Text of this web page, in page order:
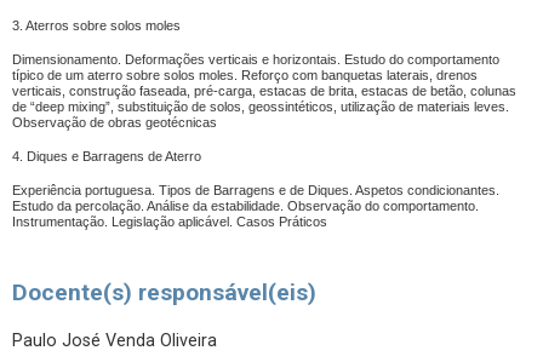
3. Aterros sobre solos moles
Dimensionamento. Deformações verticais e horizontais. Estudo do comportamento
típico de um aterro sobre solos moles. Reforço com banquetas laterais, drenos
verticais, construção faseada, pré-carga, estacas de brita, estacas de betão, colunas
de “deep mixing”, substituição de solos, geossintéticos, utilização de materiais leves.
Observação de obras geotécnicas
4. Diques e Barragens de Aterro
Experiência portuguesa. Tipos de Barragens e de Diques. Aspetos condicionantes.
Estudo da percolação. Análise da estabilidade. Observação do comportamento.
Instrumentação. Legislação aplicável. Casos Práticos
Docente(s) responsável(eis)
Paulo José Venda Oliveira